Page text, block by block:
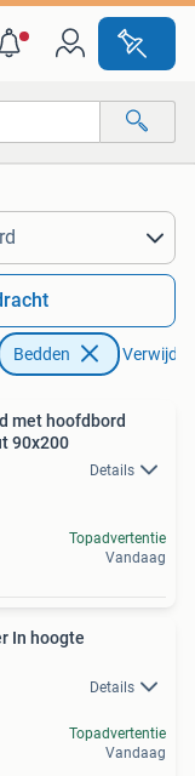
Bedden
met hoofdbord
90x200
Details
Topadvertentie
Vandaag
In hoogte
Details
Topadvertentie
Vandaag